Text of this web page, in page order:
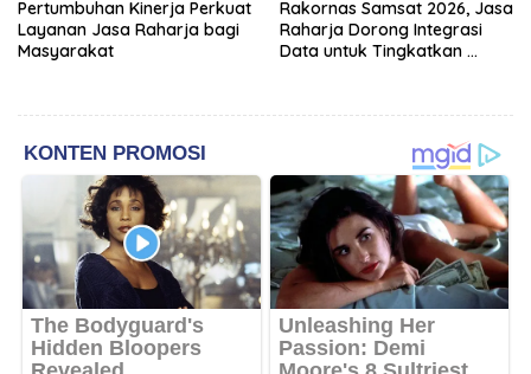
Pertumbuhan Kinerja Perkuat
Layanan Jasa Raharja bagi
Masyarakat
Rakornas Samsat 2026, Jasa
Raharja Dorong Integrasi
Data untuk Tingkatkan